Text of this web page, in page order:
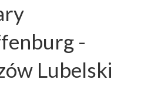
-
Lubelski